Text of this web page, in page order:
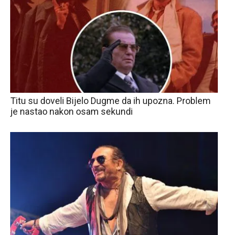
Titu su doveli Bijelo Dugme da ih upozna. Problem
je nastao nakon osam sekundi